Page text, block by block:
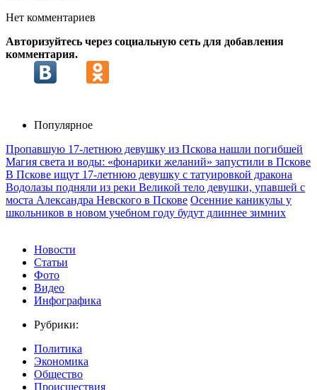
Нет комментариев
Авторизуйтесь через социальную сеть для добавления
комментария.
Популярное
Пропавшую 17-летнюю девушку из Пскова нашли погибшей
Магия света и воды: «фонарики желаний» запустили в Пскове
В Пскове ищут 17‑летнюю девушку с татуировкой дракона
Водолазы подняли из реки Великой тело девушки, упавшей с
моста Александра Невского в Пскове Осенние каникулы у
школьников в новом учебном году будут длиннее зимних
Новости
Статьи
Фото
Видео
Инфографика
Рубрики:
Политика
Экономика
Общество
Происшествия